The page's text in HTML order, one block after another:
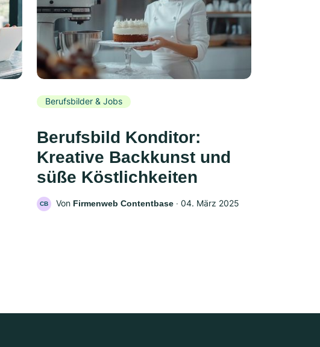
Berufsbilder & Jobs
Berufsbild Konditor:
Kreative Backkunst und
süße Köstlichkeiten
CB Von Firmenweb Contentbase ‧ 04. März 2025